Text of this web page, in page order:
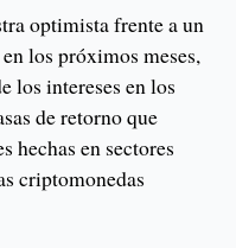
optimista frente a un
los próximos meses,
los intereses en los
de retorno que
hechas en sectores
criptomonedas